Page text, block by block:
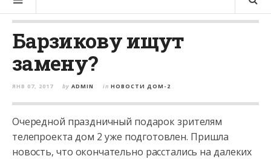
Барзикову ищут
замену?
ЯНВ 07, 2017 by ADMIN in НОВОСТИ ДОМ-2
Очередной праздничный подарок зрителям
телепроекта дом 2 уже подготовлен. Пришла
новость, что окончательно расстались на далеких